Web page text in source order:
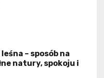
– sposób na
natury, spokoju i